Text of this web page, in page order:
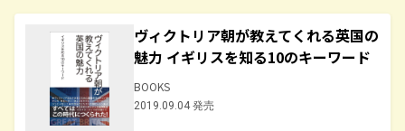
ヴィクトリア朝が教えてくれる英国の
魅力 イギリスを知る10のキーワード
BOOKS
2019.09.04 発売